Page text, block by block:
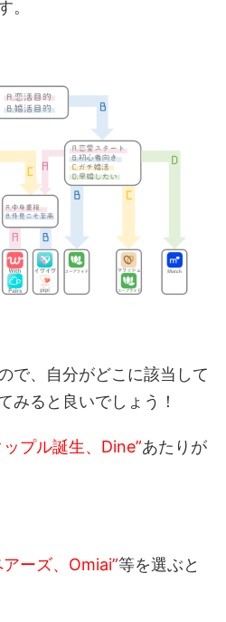
。
で、自分がどこに該当して
みると良いでしょう！
ップル誕生、Dine”あたりが
アーズ、Omiai”等を選ぶと